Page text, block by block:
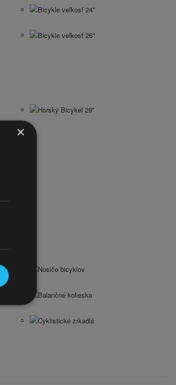
Bicykle veľkosť 24"
Bicykle veľkosť 26"
Horský Bicykel 29''
Nosiče bicyklov
Balančné kolieska
Cyklistické zrkadlá
×